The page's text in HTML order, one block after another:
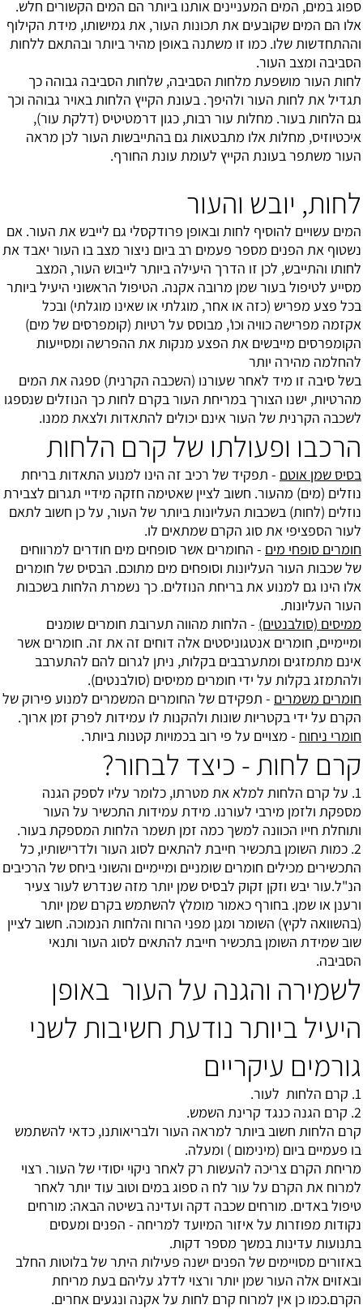
ספוג במים, המים המעניינים אותנו ביותר הם המים הקשורים חלש.
אלו הם המים שקובעים את תכונות העור, את גמישותו, מידת הקילוף
וההתחדשות שלו. כמו זו משתנה באופן מהיר ביותר ובהתאם ללחות
הסביבה ומצב העור.
לחות העור מושפעת מלחות הסביבה, שלחות הסביבה גבוהה כך
תגדיל את לחות העור ולהיפך. בעונת הקייץ הלחות באויר גבוהה וכך
גם הלחות בעור. מחלות עור רבות, כגון דרמטיטיס (דלקת עור),
איכטיוזיס, מחלות אלו מתבטאות גם בהתייבשות העור לכן מראה
העור משתפר בעונת הקייץ לעומת עונת החורף.
לחות, יובש והעור
המים עשויים להוסיף לחות ובאופן פרודקסלי גם לייבש את העור. אם
נשטוף את הפנים מספר פעמים רב ביום ניצור מצב בו העור יאבד את
לחותו והתייבש, לכן זו הדרך היעילה ביותר לייבוש העור, המצב
מסייע לטיפול בעור שמן מרובה אקנה. הטיפול הראשוני היעיל ביותר
בכל פצע מפריש (כזה או אחר, מוגלתי או שאינו מוגלתי) ובכל
אקזמה מפרישה כוויה וכו', מבוסס על רטיות (קומפרסים של מים)
הקומפרסים מייבשים את הפצע מנקות את ההפרשה ומסייעות
להחלמה מהירה יותר
בשל סיבה זו מיד לאחר שעורנו (השכבה הקרנית) ספגה את המים
מהרטיות, ישנו הצורך במריחת העור בקרם לחות כך הנוזלים שנספגו
לשכבה הקרנית של העור אינם יכולים להתאדות ולצאת ממנו.
הרכבו ופעולתו של קרם הלחות
בסיס שמן אוטם - תפקיד של רכיב זה הינו למנוע התאדות בריחת
נוזלים (מים) מהעור. חשוב לציין שאטימה חזקה מידיי תגרום לצבירת
נוזלים (לחות) בשכבות העליונות ביותר של העור, על כן חשוב לתאם
לעור הספציפי את סוג הקרם שמתאים לו.
חומרים סופחי מים - החומרים אשר סופחים מים חודרים למרווחים
של שכבות העור העליונות וסופחים מים מתוכם. הבסיס של חומרים
אלו הינו גם למנוע את בריחת הנוזלים. כך נשמרת הלחות בשכבות
העור העליונות.
ממיסים (סולבנטים) - הלחות מהווה תערובת חומרים שומנים
ומיימיים, חומרים אנטגוניסטים אלה דוחים זה את זה. חומרים אשר
אינם מתמזגים ומתערבבים בקלות, ניתן לגרום להם להתערבב
ולהתמזג בקלות על ידי חומרים ממיסים (סולבנטים).
חומרים משמרים - תפקידם של החומרים המשמרים למנוע פירוק של
הקרם על ידי בקטריות שונות ולהקנות לו עמידות לפרק זמן ארוך.
חומרי ניחוח - מצויים על פי רוב בכמויות קטנות ביותר.
קרם לחות - כיצד לבחור?
1. על קרם הלחות למלא את מטרתו, כלומר עליו לספק הגנה
מספקת ולזמן מירבי לעורנו. מידת עמידות התכשיר על העור
ותוחלת חייו הכוונה למשך כמה זמן תשמר הלחות המספקת בעור.
2. כמות השומן בתכשיר חייבת להתאים לסוג העור ולדרישותיו, כל
התכשירים מכילים חומרים שומניים ומיימיים והשוני ביחס של הרכיבים
הנ"ל.עור יבש וזקן זקוק לבסיס שמן יותר מזה שנדרש לעור צעיר
ורענן או שמן. בחורף כאמור מומלץ להשתמש בקרם שמן יותר
(בהשוואה לקיץ) השומר ומגן מפני הרוח והלחות הנמוכה. חשוב לציין
שוב שמידת השומן בתכשיר חייבת להתאים לסוג העור ותנאי
הסביבה.
לשמירה והגנה על העור באופן
היעיל ביותר נודעת חשיבות לשני
גורמים עיקריים
1. קרם הלחות לעור.
2. קרם הגנה כנגד קרינת השמש.
קרם הלחות חשוב ביותר למראה העור ולבריאותנו, כדאי להשתמש
בו פעמיים ביום (מינימום ) ומעלה.
מריחת הקרם צריכה להעשות רק לאחר ניקוי יסודי של העור. רצוי
למרוח את הקרם על עור לח ה ספוג במים וטוב עוד יותר לאחר
טיפול באדים. מורחים שכבה דקה ועדינה בשיטה הבאה: מורחים
נקודות מפוזרות על איזור המיועד למריחה - הפנים ומעסים
בתנועות עדינות במשך מספר דקות.
באזורים מסויימים של הפנים ישנה פעילות היתר של בלוטות החלב
ובאזוים אלה העור שמן יותר ורצוי לדלג עליהם בעת מריחת
הקרם.כמו כן אין למרוח קרם לחות על אקנה ונגעים אחרים.